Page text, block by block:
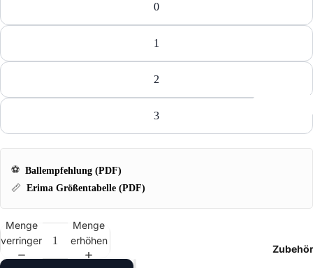
T-
Hosen
Zubehör
0
1
2
3
⚽ Ballempfehlung (PDF)
📏 Erima Größentabelle (PDF)
Menge
verringern
Menge
erhöhen